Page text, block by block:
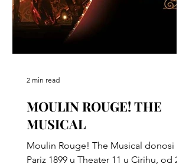
MOULIN ROUGE! THE
MUSICAL
Moulin Rouge! The Musical donosi
Pariz 1899 u Theater 11 u Cirihu, od 21.
2 min read